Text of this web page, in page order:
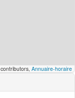
contributors, Annuaire-horaire